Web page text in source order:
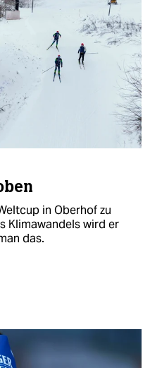
in Oberhof zu
Klimawandels wird er
das.